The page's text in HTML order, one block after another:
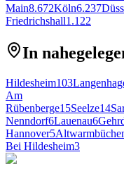
Main8.672Köln6.237
Friedrichshall1.122
In
Hildesheim103
Am
Rübenberge15Seelze14
Nenndorf6Lauenau6
Hannover5
Bei Hildesheim3